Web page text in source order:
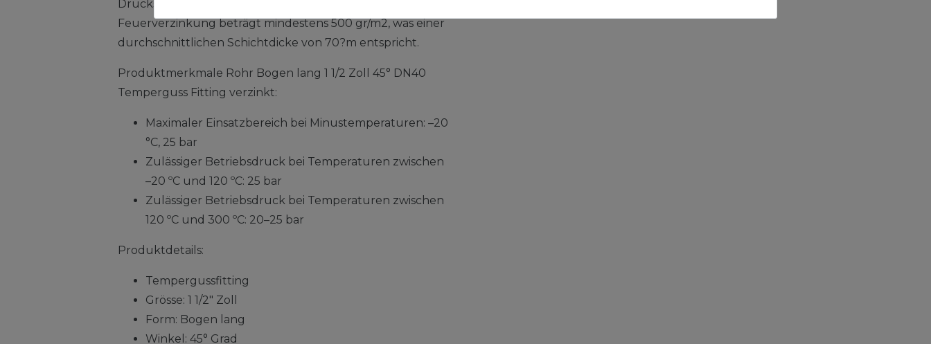
Druckstufen eingehalten werden. Die Schichtdicke der
Feuerverzinkung beträgt mindestens 500 gr/m2, was einer
durchschnittlichen Schichtdicke von 70?m entspricht.
Produktmerkmale Rohr Bogen lang 1 1/2 Zoll 45° DN40
Temperguss Fitting verzinkt:
Maximaler Einsatzbereich bei Minustemperaturen: –20
°C, 25 bar
Zulässiger Betriebsdruck bei Temperaturen zwischen
–20 ºC und 120 ºC: 25 bar
Zulässiger Betriebsdruck bei Temperaturen zwischen
120 ºC und 300 ºC: 20–25 bar
Produktdetails:
Tempergussfitting
Grösse: 1 1/2" Zoll
Form: Bogen lang
Winkel: 45° Grad